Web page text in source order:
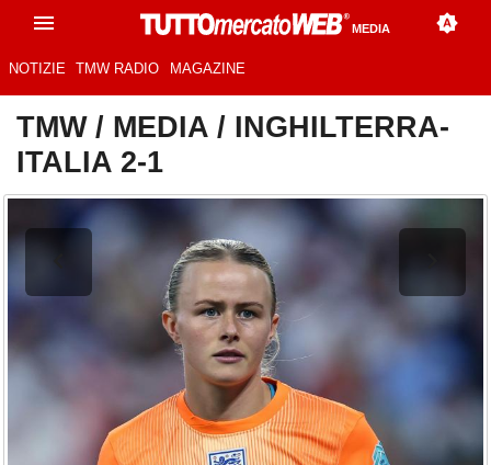
MEDIA
NOTIZIE TMW RADIO MAGAZINE
TMW/ MEDIA / INGHILTERRA-
ITALIA 2-1